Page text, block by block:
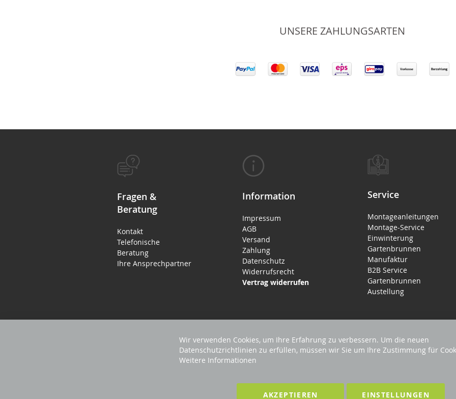
UNSERE ZAHLUNGSARTEN
Fragen &
Beratung
Kontakt
Telefonische
Beratung
Ihre Ansprechpartner
Information
Impressum
AGB
Versand
Zahlung
Datenschutz
Widerrufsrecht
Vertrag widerrufen
Service
Montageanleitungen
Montage-Service
Einwinterung
Gartenbrunnen
Manufaktur
B2B Service
Gartenbrunnen
Austellung
2023 REVISAGE GMBH - ALLE RECHTE VORBEHALTEN
Wir verwenden Cookies, um Ihre Erfahrung zu verbessern. Um die neuen
Datenschutzrichtlinien zu erfüllen, müssen wir Sie um Ihre Zustimmung für
Weitere Informationen
AKZEPTIEREN EINSTELLUNGEN